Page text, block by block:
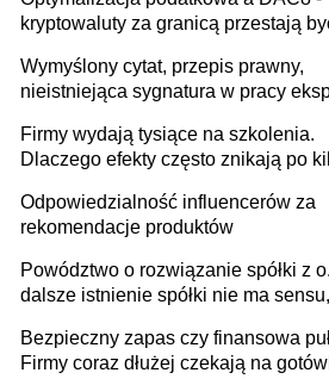
kryptowaluty za granicą przestają
Wymyślony cytat, przepis prawny,
nieistniejąca sygnatura w pracy
firmie
Firmy wydają tysiące na szkolenia.
Dlaczego efekty często znikają po
Odpowiedzialność influencerów za
rekomendacje produktów
Powództwo o rozwiązanie spółki z
dalsze istnienie spółki nie ma
Bezpieczny zapas czy finansowa
Firmy coraz dłużej czekają na